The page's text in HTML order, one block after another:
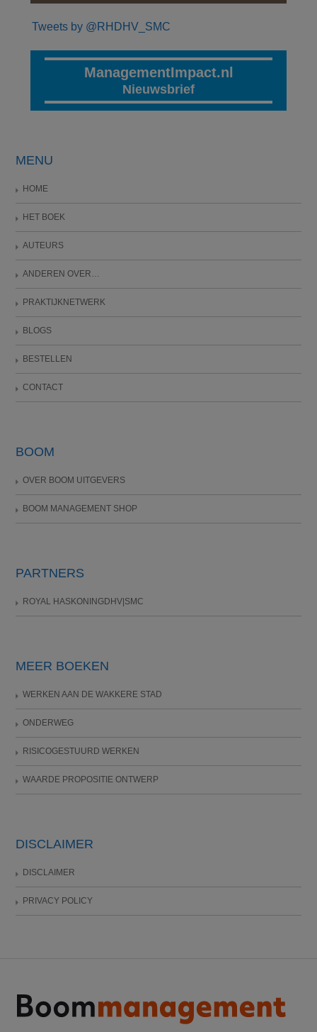
Tweets by @RHDHV_SMC
ManagementImpact.nl
Nieuwsbrief
MENU
HOME
HET BOEK
AUTEURS
ANDEREN OVER…
PRAKTIJKNETWERK
BLOGS
BESTELLEN
CONTACT
BOOM
OVER BOOM UITGEVERS
BOOM MANAGEMENT SHOP
PARTNERS
ROYAL HASKONINGDHV|SMC
MEER BOEKEN
WERKEN AAN DE WAKKERE STAD
ONDERWEG
RISICOGESTUURD WERKEN
WAARDE PROPOSITIE ONTWERP
DISCLAIMER
DISCLAIMER
PRIVACY POLICY